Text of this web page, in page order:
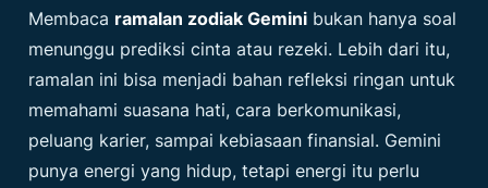
Membaca ramalan zodiak Gemini bukan hanya soal
menunggu prediksi cinta atau rezeki. Lebih dari itu,
ramalan ini bisa menjadi bahan refleksi ringan untuk
memahami suasana hati, cara berkomunikasi,
peluang karier, sampai kebiasaan finansial. Gemini
punya energi yang hidup, tetapi energi itu perlu